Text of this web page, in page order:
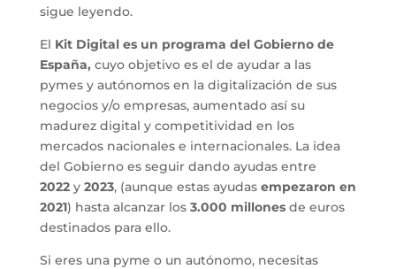
sigue leyendo.
El Kit Digital es un programa del Gobierno de
España, cuyo objetivo es el de ayudar a las
pymes y autónomos en la digitalización de sus
negocios y/o empresas, aumentado así su
madurez digital y competitividad en los
mercados nacionales e internacionales. La idea
del Gobierno es seguir dando ayudas entre
2022y 2023, (aunque estas ayudas empezaron en
2021) hasta alcanzar los 3.000 millonesde euros
destinados para ello.
Si eres una pyme o un autónomo, necesitas